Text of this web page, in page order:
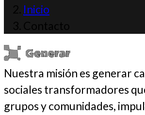
Inicio
Nuestra misión es generar
sociales transformadores
grupos y comunidades,